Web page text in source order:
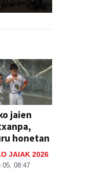
jaien
honetan
JAIAK 2026
05, 08:47